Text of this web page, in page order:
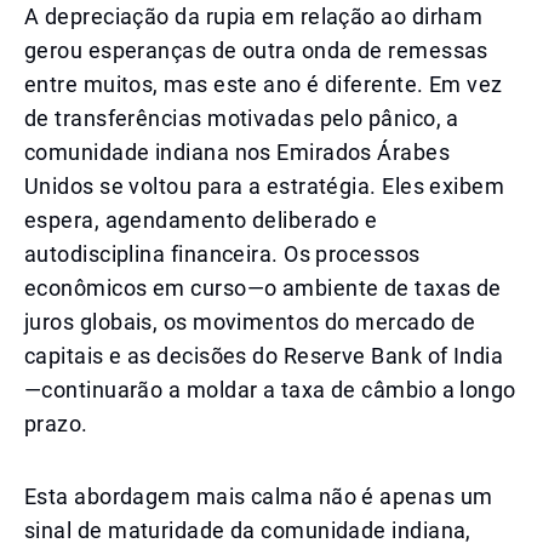
A depreciação da rupia em relação ao dirham
gerou esperanças de outra onda de remessas
entre muitos, mas este ano é diferente. Em vez
de transferências motivadas pelo pânico, a
comunidade indiana nos Emirados Árabes
Unidos se voltou para a estratégia. Eles exibem
espera, agendamento deliberado e
autodisciplina financeira. Os processos
econômicos em curso—o ambiente de taxas de
juros globais, os movimentos do mercado de
capitais e as decisões do Reserve Bank of India
—continuarão a moldar a taxa de câmbio a longo
prazo.
Esta abordagem mais calma não é apenas um
sinal de maturidade da comunidade indiana,